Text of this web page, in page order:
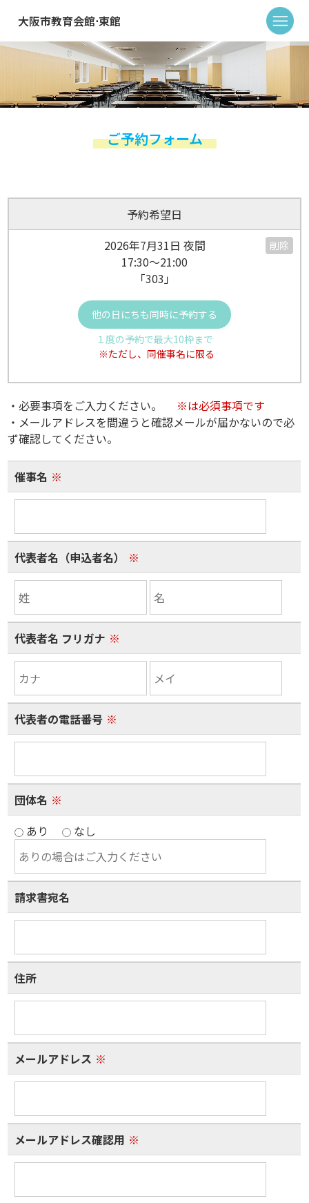
大阪市教育会館⋅東館
ご予約フォーム
予約希望日
2026年7月31日 夜間
17:30～21:00
「303」
削除
他の日にちも同時に予約する
１度の予約で最大10枠まで
※ただし、同催事名に限る
・必要事項をご入力ください。
※は必須事項です
・メールアドレスを間違うと確認メールが届かないので必
ず確認してください。
催事名 ※
代表者名（申込者名） ※
代表者名 フリガナ ※
代表者の電話番号 ※
団体名 ※
あり
なし
請求書宛名
住所
メールアドレス ※
メールアドレス確認用 ※